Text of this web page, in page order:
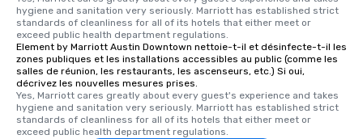
hygiene and sanitation very seriously. Marriott has established strict
standards of cleanliness for all of its hotels that either meet or
exceed public health department regulations.
Element by Marriott Austin Downtown nettoie-t-il et désinfecte-t-il les
zones publiques et les installations accessibles au public (comme les
salles de réunion, les restaurants, les ascenseurs, etc.) Si oui,
décrivez les nouvelles mesures prises.
Yes, Marriott cares greatly about every guest's experience and takes
hygiene and sanitation very seriously. Marriott has established strict
standards of cleanliness for all of its hotels that either meet or
exceed public health department regulations.